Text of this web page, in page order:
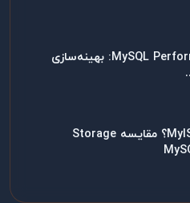
MySQL Performance Tuning: بهینه‌سازی
InnoDB یا MyISAM؟ مقایسه Storage